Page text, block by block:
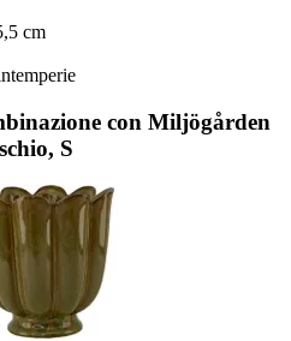
cm
con Miljögården
S